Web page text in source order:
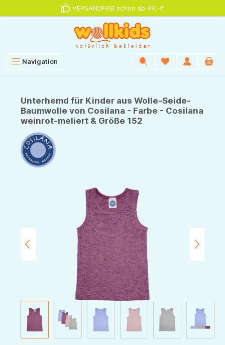
VERSANDFREI schon ab 99,-€
Navigation
Unterhemd für Kinder aus Wolle-Seide-
Baumwolle von Cosilana - Farbe - Cosilana
weinrot-meliert & Größe 152
Bildergalerie überspringen